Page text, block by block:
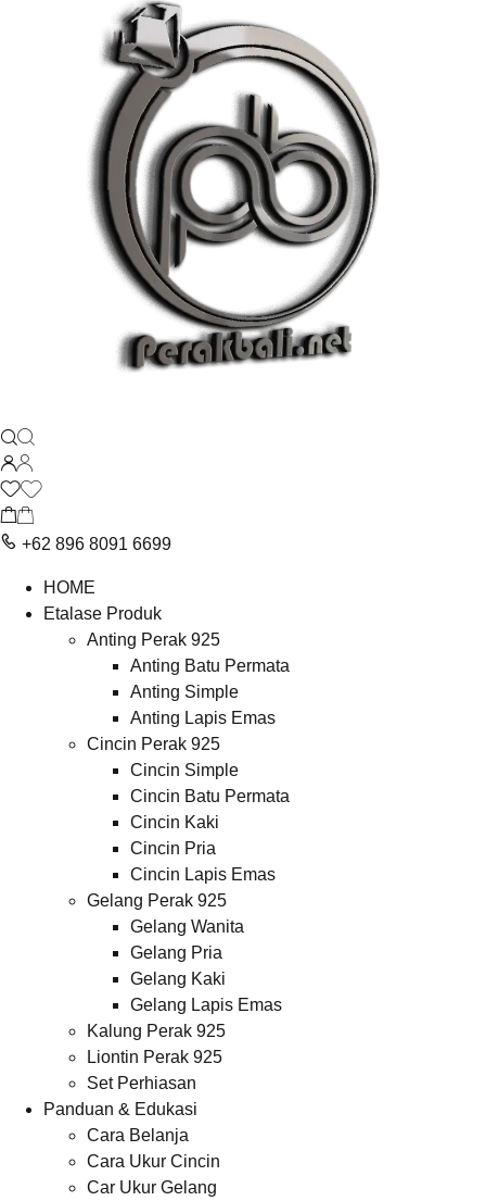
+62 896 8091 6699
HOME
Etalase Produk
Anting Perak 925
Anting Batu Permata
Anting Simple
Anting Lapis Emas
Cincin Perak 925
Cincin Simple
Cincin Batu Permata
Cincin Kaki
Cincin Pria
Cincin Lapis Emas
Gelang Perak 925
Gelang Wanita
Gelang Pria
Gelang Kaki
Gelang Lapis Emas
Kalung Perak 925
Liontin Perak 925
Set Perhiasan
Panduan & Edukasi
Cara Belanja
Cara Ukur Cincin
Car Ukur Gelang